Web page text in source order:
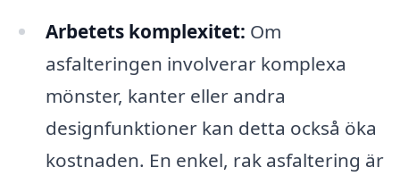
Arbetets komplexitet: Om
asfalteringen involverar komplexa
mönster, kanter eller andra
designfunktioner kan detta också öka
kostnaden. En enkel, rak asfaltering är